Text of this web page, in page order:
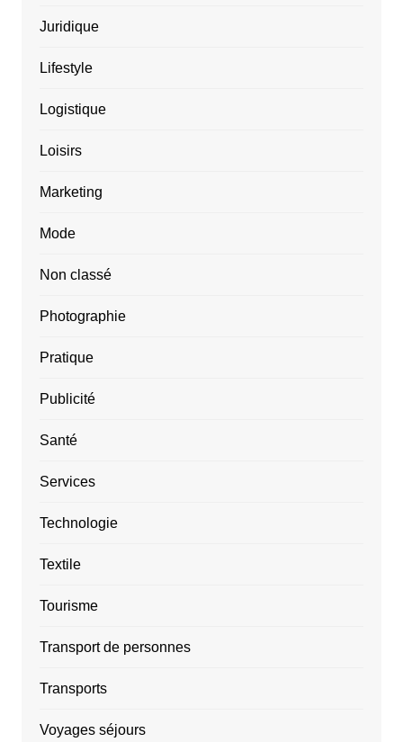
Juridique
Lifestyle
Logistique
Loisirs
Marketing
Mode
Non classé
Photographie
Pratique
Publicité
Santé
Services
Technologie
Textile
Tourisme
Transport de personnes
Transports
Voyages séjours